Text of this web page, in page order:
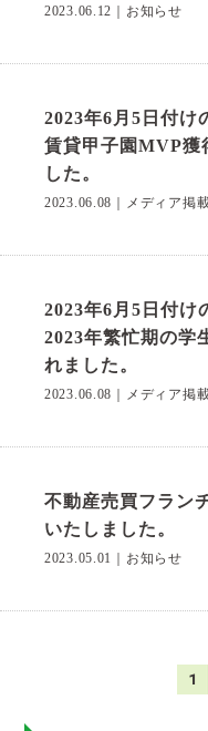
2023.06.12
お知らせ
2023年6月5日付け
賃貸甲子園MVP獲
した。
2023.06.08
メディア掲
2023年6月5日付け
2023年繁忙期の学
れました。
2023.06.08
メディア掲
不動産売買フラン
いたしました。
2023.05.01
お知らせ
1